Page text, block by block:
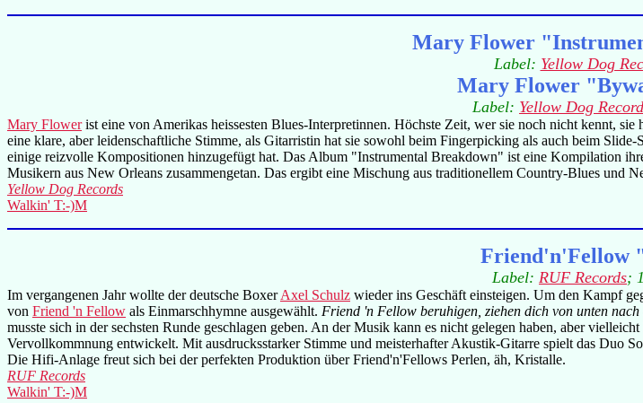
Mary Flower
Label: Yellow Dog
Mary Flower
Label: Yellow Dog
Mary Flowerist eine von Amerikas heissesten Blues-Interpretinnen. Höchste Zeit, wer sie noch nicht kennt,
eine klare, aber leidenschaftliche Stimme, als Gitarristin hat sie sowohl beim Fingerpicking als auch beim
einige reizvolle Kompositionen hinzugefügt hat. Das Album "Instrumental Breakdown" ist eine Kompilation
Musikern aus New Orleans zusammengetan. Das ergibt eine Mischung aus traditionellem Country-Blues und
Yellow Dog Records
Walkin' T:-)M
Friend'n'Fellow
Label: RUF Records;
Im vergangenen Jahr wollte der deutsche BoxerAxel Schulz wieder ins Geschäft einsteigen. Um den Kampf
von Friend 'n Fellow als Einmarschhymne ausgewählt. Friend 'n Fellow beruhigen, ziehen dich von unten
musste sich in der sechsten Runde geschlagen geben. An der Musik kann es nicht gelegen haben, aber
Vervollkommnung entwickelt. Mit ausdrucksstarker Stimme und meisterhafter Akustik-Gitarre spielt das Duo
Die Hifi-Anlage freut sich bei der perfekten Produktion über Friend'n'Fellows Perlen, äh, Kristalle.
RUF Records
Walkin' T:-)M